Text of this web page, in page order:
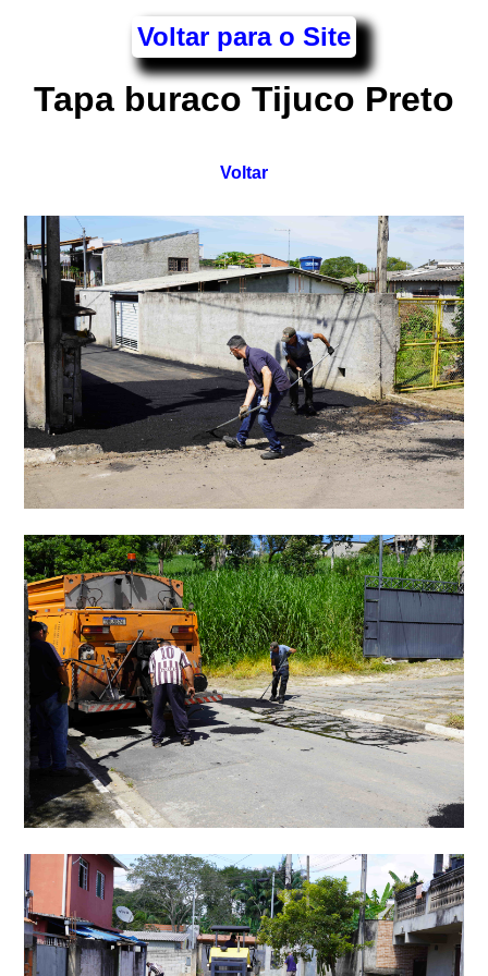
Voltar para o Site
Tapa buraco Tijuco Preto
Voltar